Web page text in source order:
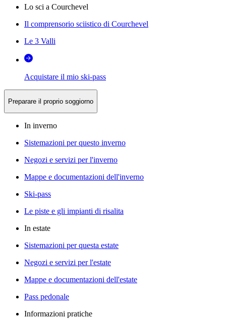
Lo sci a Courchevel
Il comprensorio sciistico di Courchevel
Le 3 Valli
Acquistare il mio ski-pass
Preparare il proprio soggiorno
In inverno
Sistemazioni per questo inverno
Negozi e servizi per l'inverno
Mappe e documentazioni dell'inverno
Ski-pass
Le piste e gli impianti di risalita
In estate
Sistemazioni per questa estate
Negozi e servizi per l'estate
Mappe e documentazioni dell'estate
Pass pedonale
Informazioni pratiche